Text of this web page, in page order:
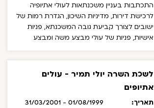
התכתבות בעניין משכנתאות לעולי אתיופיה
לרכישת דירות, מדיניות השיכון, הגדרת רמות של
ישובים לצורך קביעת גובה המשכנתא, פניות
אישיות, פניות של עולי מבצע משה ומבצע
בפרקליטות המדינה הדוחה את העתירה של
לבג"צ בבקשה להשוות תנאים לקבלת
משכנתאות לתנאים להם זכאים העולים
לשכת השרה יולי תמיר - עולים
אתיופים
תאריך:
01/08/1999 - 31/03/2001